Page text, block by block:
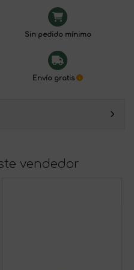
Sin pedido mínimo
Envío gratis
vendedor